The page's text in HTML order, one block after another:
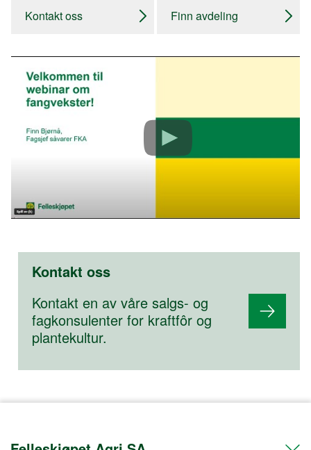
Kontakt oss Finn avdeling
Kontakt oss
Kontakt en av våre salgs- og
fagkonsulenter for kraftfôr og
plantekultur.